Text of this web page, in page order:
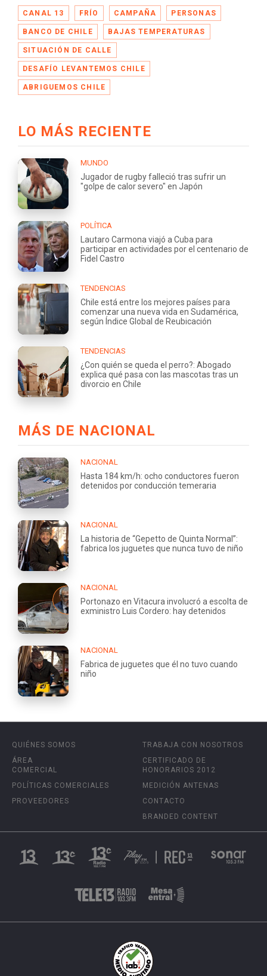
CANAL 13 FRÍO CAMPAÑA PERSONAS
BANCO DE CHILE BAJAS TEMPERATURAS
SITUACIÓN DE CALLE
DESAFÍO LEVANTEMOS CHILE
ABRIGUEMOS CHILE
LO MÁS RECIENTE
MUNDO
Jugador de rugby falleció tras sufrir un
"golpe de calor severo" en Japón
POLÍTICA
Lautaro Carmona viajó a Cuba para
participar en actividades por el centenario de
Fidel Castro
TENDENCIAS
Chile está entre los mejores países para
comenzar una nueva vida en Sudamérica,
según Índice Global de Reubicación
TENDENCIAS
¿Con quién se queda el perro?: Abogado
explica qué pasa con las mascotas tras un
divorcio en Chile
MÁS DE NACIONAL
NACIONAL
Hasta 184 km/h: ocho conductores fueron
detenidos por conducción temeraria
NACIONAL
La historia de “Gepetto de Quinta Normal”:
fabrica los juguetes que nunca tuvo de niño
NACIONAL
Portonazo en Vitacura involucró a escolta de
exministro Luis Cordero: hay detenidos
NACIONAL
Fabrica de juguetes que él no tuvo cuando
niño
QUIÉNES SOMOS
ÁREA
COMERCIAL
POLÍTICAS COMERCIALES
PROVEEDORES
TRABAJA CON NOSOTROS
CERTIFICADO DE
HONORARIOS 2012
MEDICIÓN ANTENAS
CONTACTO
BRANDED CONTENT